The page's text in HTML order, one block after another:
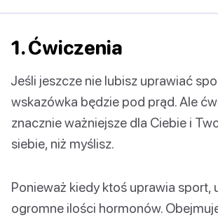
1. Ćwiczenia
Jeśli jeszcze nie lubisz uprawiać
wskazówka będzie pod prąd. Ale
znacznie ważniejsze dla Ciebie i
siebie, niż myślisz.
Ponieważ kiedy ktoś uprawia sport,
ogromne ilości hormonów.